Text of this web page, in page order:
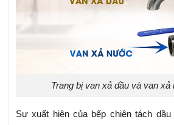
Trang bị van xả dầu và van
Sự xuất hiện của bếp chiên tách